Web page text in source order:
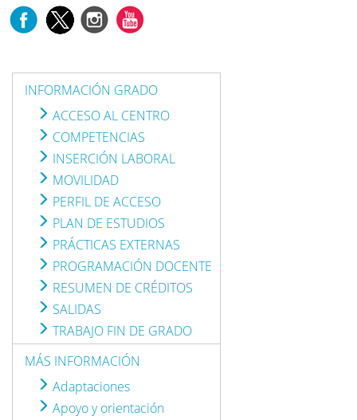
INFORMACIÓN GRADO
ACCESO AL CENTRO
COMPETENCIAS
INSERCIÓN LABORAL
MOVILIDAD
PERFIL DE ACCESO
PLAN DE ESTUDIOS
PRÁCTICAS EXTERNAS
PROGRAMACIÓN DOCENTE
RESUMEN DE CRÉDITOS
SALIDAS
TRABAJO FIN DE GRADO
MÁS INFORMACIÓN
Adaptaciones
Apoyo y orientación